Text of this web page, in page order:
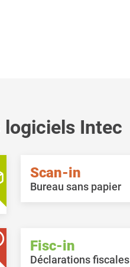
logiciels Intec
Scan-in
Bureau sans papier
Fisc-in
Déclarations fiscales